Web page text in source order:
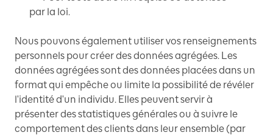
par la loi.
Nous pouvons également utiliser vos renseignements
personnels pour créer des données agrégées. Les
données agrégées sont des données placées dans un
format qui empêche ou limite la possibilité de révéler
l'identité d'un individu. Elles peuvent servir à
présenter des statistiques générales ou à suivre le
comportement des clients dans leur ensemble (par